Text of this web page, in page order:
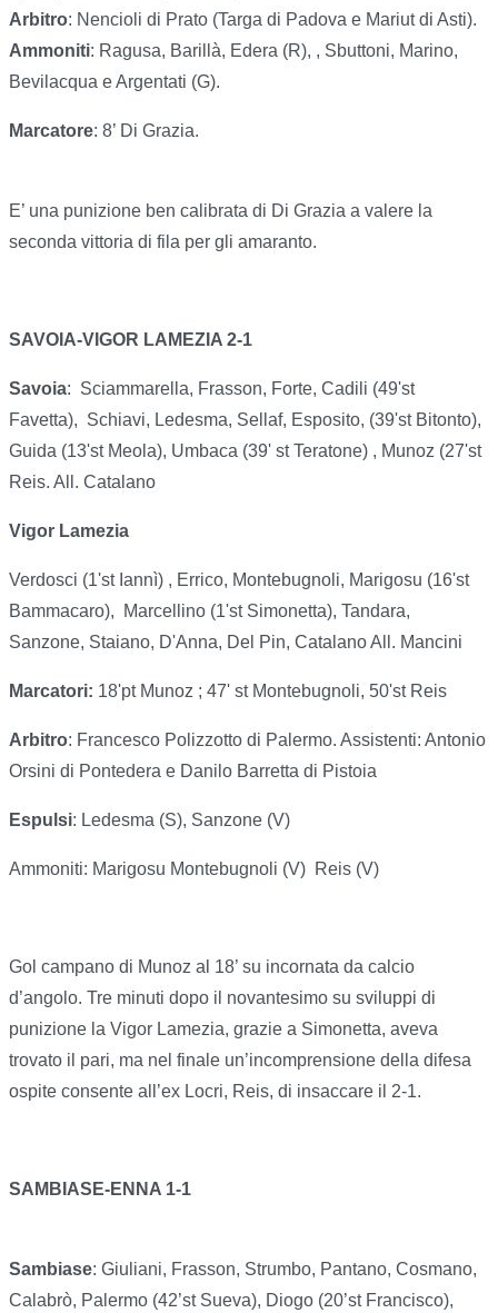
Arbitro: Nencioli di Prato (Targa di Padova e Mariut di Asti).
Ammoniti: Ragusa, Barillà, Edera (R), , Sbuttoni, Marino,
Bevilacqua e Argentati (G).
Marcatore: 8’ Di Grazia.
E’ una punizione ben calibrata di Di Grazia a valere la
seconda vittoria di fila per gli amaranto.
SAVOIA-VIGOR LAMEZIA 2-1
Savoia: Sciammarella, Frasson, Forte, Cadili (49'st
Favetta), Schiavi, Ledesma, Sellaf, Esposito, (39'st Bitonto),
Guida (13'st Meola), Umbaca (39' st Teratone) , Munoz (27'st
Reis. All. Catalano
Vigor Lamezia
Verdosci (1'st Iannì) , Errico, Montebugnoli, Marigosu (16'st
Bammacaro),
Marcellino (1'st Simonetta), Tandara,
Sanzone, Staiano, D'Anna, Del Pin, Catalano All. Mancini
Marcatori: 18'pt Munoz ; 47' st Montebugnoli, 50'st Reis
Arbitro: Francesco Polizzotto di Palermo. Assistenti: Antonio
Orsini di Pontedera e Danilo Barretta di Pistoia
Espulsi: Ledesma (S), Sanzone (V)
Ammoniti: Marigosu Montebugnoli (V) Reis (V)
Gol campano di Munoz al 18’ su incornata da calcio
d’angolo. Tre minuti dopo il novantesimo su sviluppi di
punizione la Vigor Lamezia, grazie a Simonetta, aveva
trovato il pari, ma nel finale un’incomprensione della difesa
ospite consente all’ex Locri, Reis, di insaccare il 2-1.
SAMBIASE-ENNA 1-1
Sambiase: Giuliani, Frasson, Strumbo, Pantano, Cosmano,
Calabrò, Palermo (42’st Sueva), Diogo (20’st Francisco),